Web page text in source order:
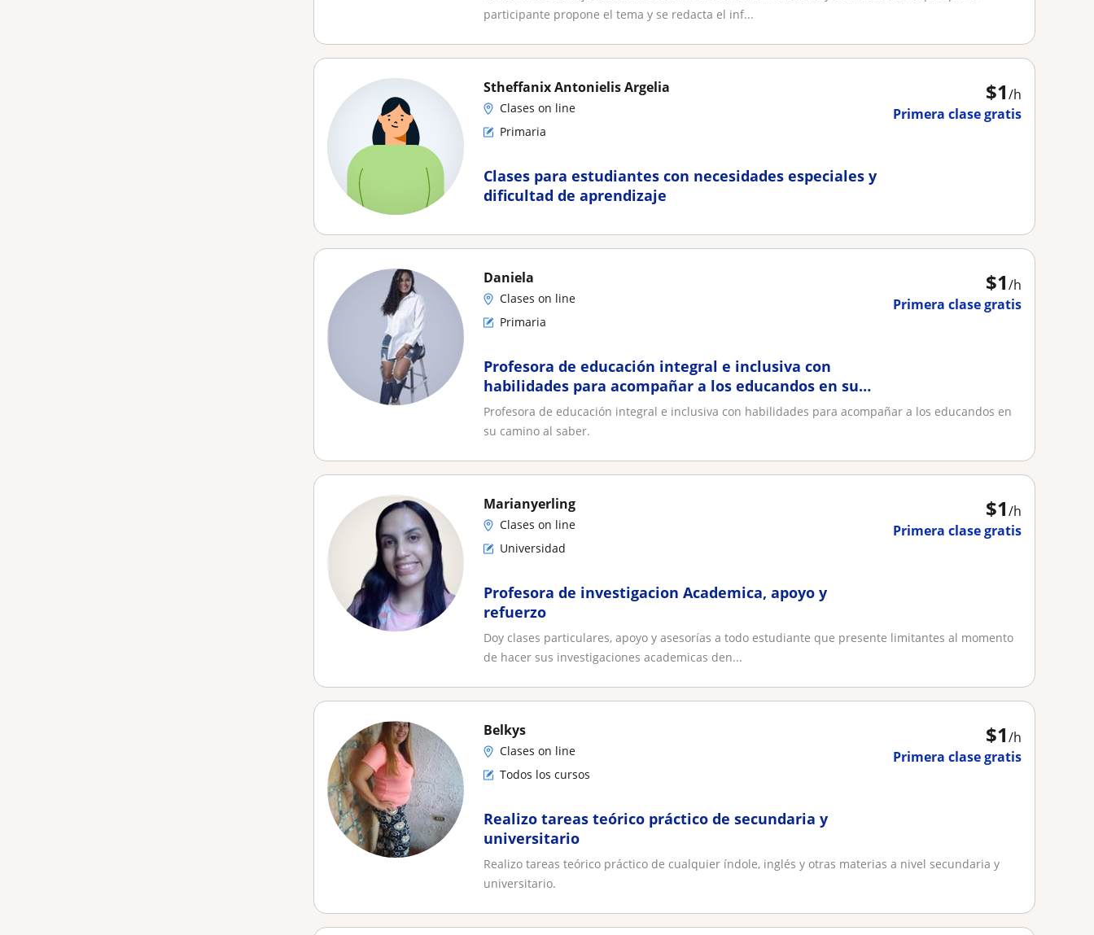
participante propone el tema y se redacta el inf...
$1/h
Primera clase gratis
Stheffanix Antonielis Argelia
Clases on line
Primaria
Clases para estudiantes con necesidades especiales y
dificultad de aprendizaje
$1/h
Primera clase gratis
Daniela
Clases on line
Primaria
Profesora de educación integral e inclusiva con
habilidades para acompañar a los educandos en su
camino al saber
Profesora de educación integral e inclusiva con habilidades para acompañar a los educandos en
su camino al saber.
$1/h
Primera clase gratis
Marianyerling
Clases on line
Universidad
Profesora de investigacion Academica, apoyo y
refuerzo
Doy clases particulares, apoyo y asesorías a todo estudiante que presente limitantes al momento
de hacer sus investigaciones academicas den...
$1/h
Primera clase gratis
Belkys
Clases on line
Todos los cursos
Realizo tareas teórico práctico de secundaria y
universitario
Realizo tareas teórico práctico de cualquier índole, inglés y otras materias a nivel secundaria y
universitario.